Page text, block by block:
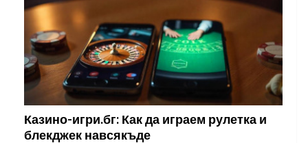
Казино-игри.бг: Как да играем рулетка и
блекджек навсякъде